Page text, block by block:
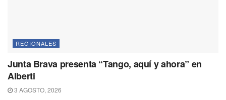
REGIONALES
Junta Brava presenta “Tango, aquí y ahora” en
Alberti
3 AGOSTO, 2026